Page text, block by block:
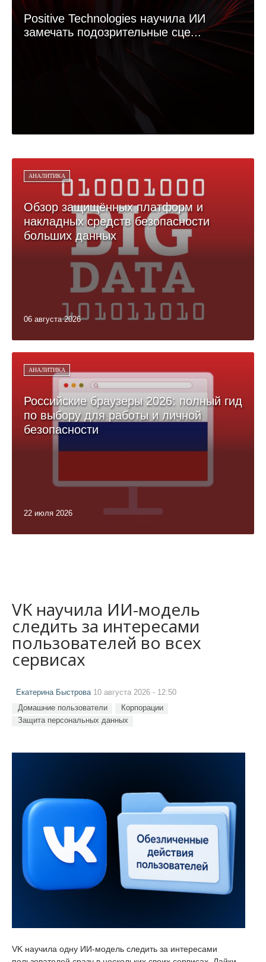
Positive Technologies научила ИИ
замечать подозрительные сце...
АНАЛИТИКА
Обзор защищённых платформ и
накладных средств безопасности
больших данных
06 августа 2026
АНАЛИТИКА
Российские браузеры 2026: полный гид
по выбору для работы и личной
безопасности
22 июля 2026
VK научила ИИ-модель
следить за интересами
пользователей во всех
сервисах
Екатерина Быстрова10 августа 2026 - 12:50
Домашние пользователи
Корпорации
Защита персональных данных
VK научила одну ИИ-модель следить за интересами